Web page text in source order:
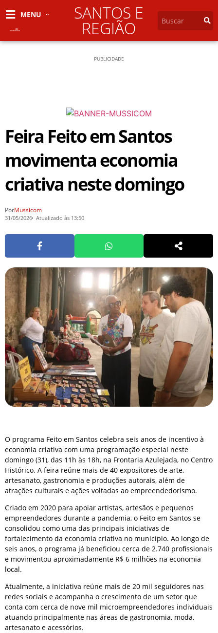
MENU SANTOS E
REGIÃO
PUBLICIDADE
Feira Feito em Santos
movimenta economia
criativa neste domingo
PorMussicom
31/05/2026 Atualizado às 13:50
O programa Feito em Santos celebra seis anos de incentivo à
economia criativa com uma programação especial neste
domingo (31), das 11h às 18h, na Frontaria Azulejada, no Centro
Histórico. A feira reúne mais de 40 expositores de arte,
artesanato, gastronomia e produções autorais, além de
atrações culturais e ações voltadas ao empreendedorismo.
Criado em 2020 para apoiar artistas, artesãos e pequenos
empreendedores durante a pandemia, o Feito em Santos se
consolidou como uma das principais iniciativas de
fortalecimento da economia criativa no município. Ao longo de
seis anos, o programa já beneficiou cerca de 2.740 profissionais
e movimentou aproximadamente R$ 6 milhões na economia
local.
Atualmente, a iniciativa reúne mais de 20 mil seguidores nas
redes sociais e acompanha o crescimento de um setor que
conta com cerca de nove mil microempreendedores individuais
atuando principalmente nas áreas de gastronomia, moda,
artesanato e acessórios.